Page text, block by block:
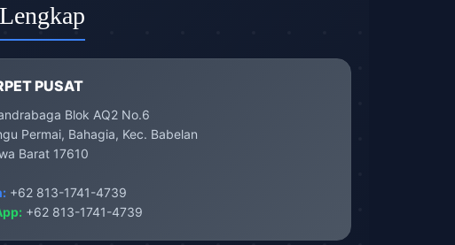
PUSAT
Blok AQ2 No.6
Permai, Bahagia, Kec. Babelan
Barat 17610
+62 813-1741-4739
+62 813-1741-4739